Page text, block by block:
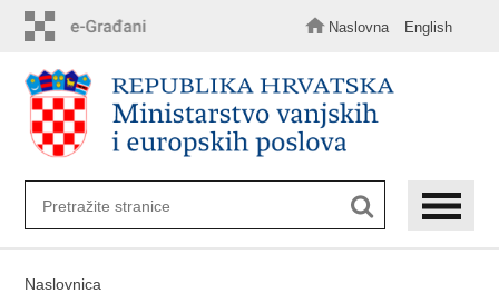
sadržaj
Naslovna English
Naslovnica